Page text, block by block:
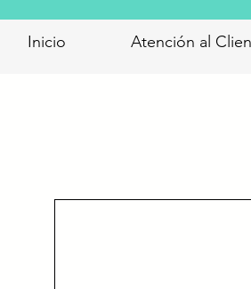
Inicio Atención al